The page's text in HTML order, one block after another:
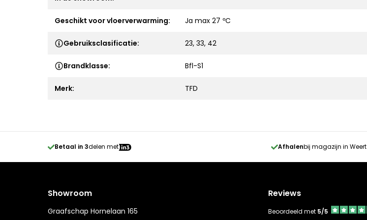
Geschikt voor vloerverwarming: Ja max 27 ºC
Gebruiksclasificatie: 23, 33, 42
Brandklasse: Bfl-S1
Merk: TFD
Betaal in 3delen met Afhalenbij magazijn in Weert
Showroom
Graafschap Hornelaan 165
Reviews
Beoordeeld met 5/5